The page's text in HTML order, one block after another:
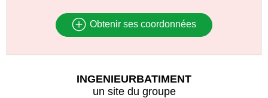
Obtenir ses coordonnées
INGENIEURBATIMENT
un site du groupe